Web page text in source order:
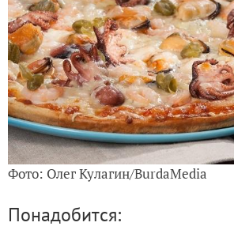
Фото: Олег Кулагин/BurdaMedia
Понадобится: